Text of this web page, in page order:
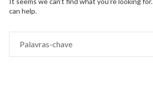
can help.
por: